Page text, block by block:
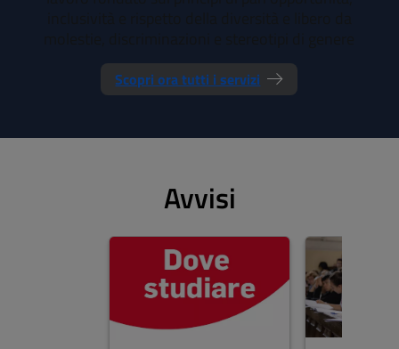
Scopri ora tutti i servizi
Avvisi